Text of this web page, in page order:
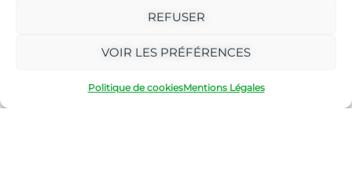
REFUSER
VOIR LES PRÉFÉRENCES
Politique de cookiesMentions Légales
Kit média Bleu Tomate
Nous suivre